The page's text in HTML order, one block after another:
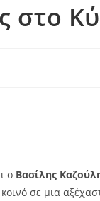
στο
ο Βασίλης
σε μια